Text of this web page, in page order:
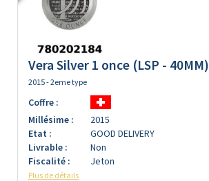
Vera Silver 1 once (LSP - 40MM)
2015 - 2eme type
Coffre :
Millésime :
2015
Etat :
GOOD DELIVERY
Livrable :
Non
Fiscalité :
Jeton
Plus de détails